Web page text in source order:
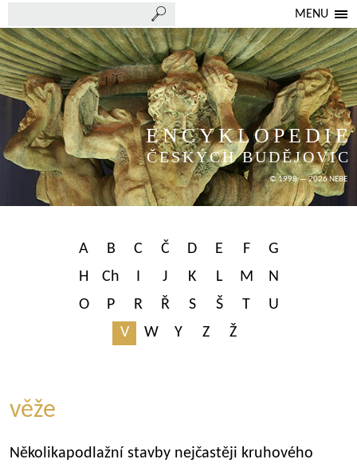
MENU
ENCYKLOPEDIE
ČESKÝCH BUDĚJOVIC
© 1998 — 2026 NEBE
A B C Č D E F
G
H
Ch I J K L M
N
O
P R Ř S Š T
U
V
W Y Z Ž
věže
Několikapodlažní stavby nejčastěji kruhového